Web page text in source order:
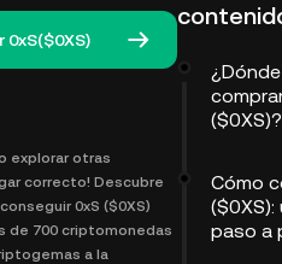
0xS($0XS)
explorar otras
correcto! Descubre
0xS ($0XS)
de 700 criptomonedas
a la
($0XS)?
Cómo
($0XS):
paso a